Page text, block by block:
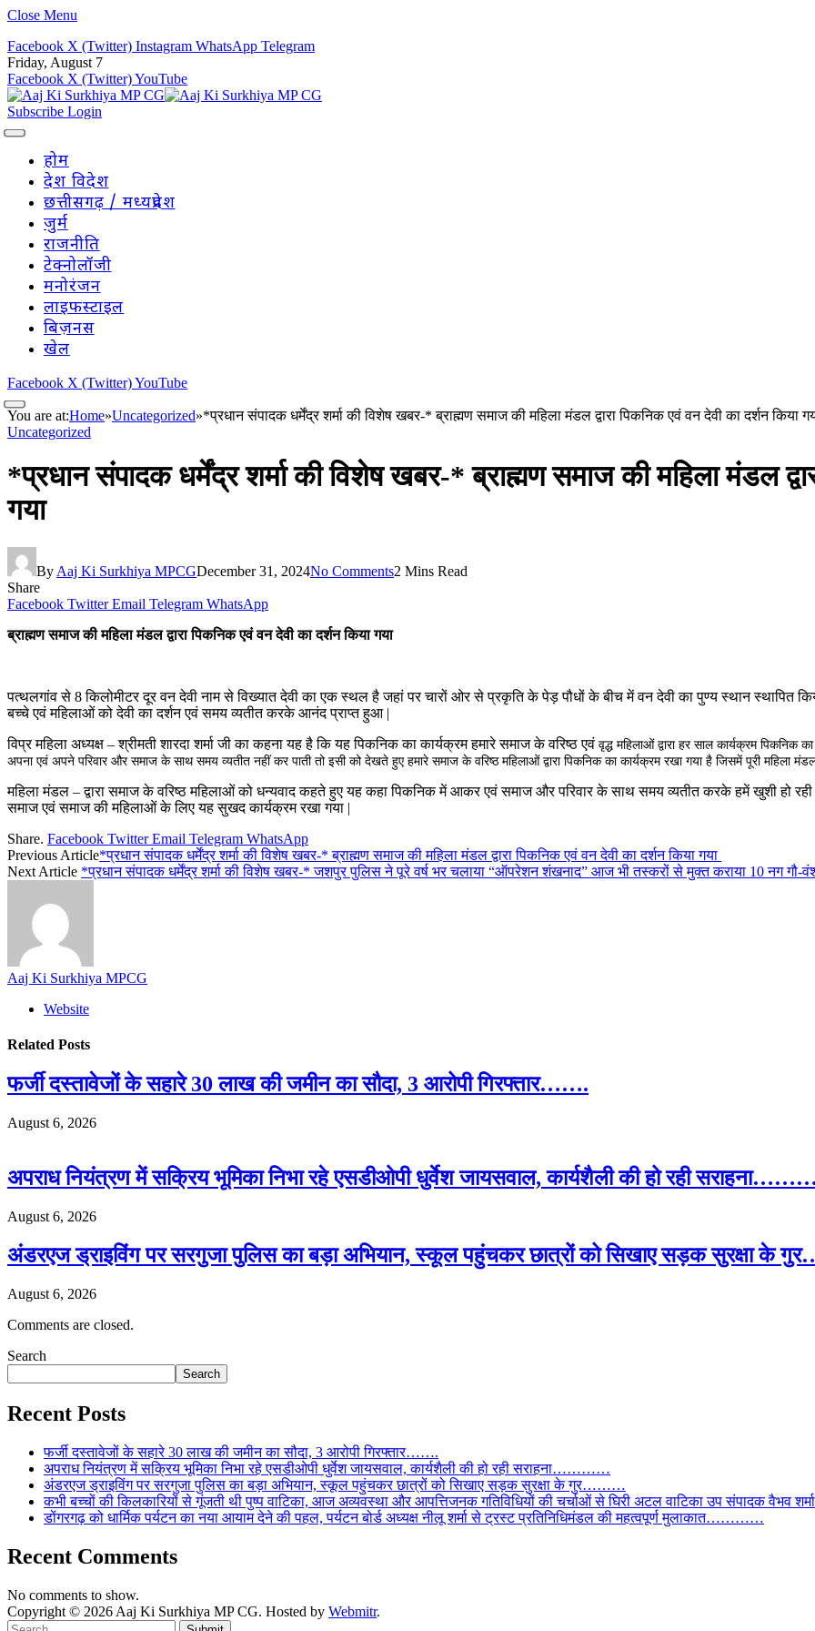
Close Menu
Facebook X (Twitter) Instagram WhatsApp Telegram
Friday, August 7
Facebook X (Twitter)YouTube
Subscribe Login
होम
देश विदेश
छत्तीसगढ़ / मध्यप्रदेश
जुर्म
राजनीति
टेक्नोलॉजी
मनोरंजन
लाइफस्टाइल
बिज़नस
खेल
Facebook X (Twitter)YouTube
You are at:Home»Uncategorized»*प्रधान संपादक धर्मेंद्र शर्मा की विशेष खबर-* ब्राह्मण समाज की महिला मंडल द्वारा पिकनिक एवं वन देवी का दर्शन किया
Uncategorized
*प्रधान संपादक धर्मेंद्र शर्मा की विशेष खबर-* ब्राह्मण समाज की महिला मंडल
गया
By Aaj Ki Surkhiya MPCGDecember 31, 2024No Comments2 Mins Read
Share
Facebook Twitter Email Telegram WhatsApp
ब्राह्मण समाज की महिला मंडल द्वारा पिकनिक एवं वन देवी का दर्शन किया गया
पत्थलगांव से 8 किलोमीटर दूर वन देवी नाम से विख्यात देवी का एक स्थल है जहां पर चारों ओर से प्रकृति के पेड़ पौधों के बीच में वन देवी का पुण्य स्थान स्थापित
बच्चे एवं महिलाओं को देवी का दर्शन एवं समय व्यतीत करके आनंद प्राप्त हुआ |
विप्र महिला अध्यक्ष – श्रीमती शारदा शर्मा जी का कहना यह है कि यह पिकनिक का कार्यक्रम हमारे समाज के वरिष्ठ एवं वृद्ध महिलाओं द्वारा हर साल कार्यक्रम पिकनिक
अपना एवं अपने परिवार और समाज के साथ समय व्यतीत नहीं कर पाती तो इसी को देखते हुए हमारे समाज के वरिष्ठ महिलाओं द्वारा पिकनिक का कार्यक्रम रखा गया है जिसमें पूरी
महिला मंडल – द्वारा समाज के वरिष्ठ महिलाओं को धन्यवाद कहते हुए यह कहा पिकनिक में आकर एवं समाज और परिवार के साथ समय व्यतीत करके हमें खुशी हो
समाज एवं समाज की महिलाओं के लिए यह सुखद कार्यक्रम रखा गया |
Share. Facebook Twitter Email Telegram WhatsApp
Previous Article*प्रधान संपादक धर्मेंद्र शर्मा की विशेष खबर-* ब्राह्मण समाज की महिला मंडल द्वारा पिकनिक एवं वन देवी का दर्शन किया गया
Next Article *प्रधान संपादक धर्मेंद्र शर्मा की विशेष खबर-* जशपुर पुलिस ने पूरे वर्ष भर चलाया “ऑपरेशन शंखनाद” आज भी तस्करों से मुक्त कराया 10 नग गौ-
Aaj Ki Surkhiya MPCG
Website
Related Posts
फर्जी दस्तावेजों के सहारे 30 लाख की जमीन का सौदा, 3 आरोपी गिरफ्तार…….
August 6, 2026
अपराध नियंत्रण में सक्रिय भूमिका निभा रहे एसडीओपी धुर्वेश जायसवाल, कार्यशैली की हो रही
August 6, 2026
अंडरएज ड्राइविंग पर सरगुजा पुलिस का बड़ा अभियान, स्कूल पहुंचकर छात्रों को सिखाए सड़क सुरक्षा के
August 6, 2026
Comments are closed.
Search
Search
Recent Posts
फर्जी दस्तावेजों के सहारे 30 लाख की जमीन का सौदा, 3 आरोपी गिरफ्तार…….
अपराध नियंत्रण में सक्रिय भूमिका निभा रहे एसडीओपी धुर्वेश जायसवाल, कार्यशैली की हो रही सराहना…………
अंडरएज ड्राइविंग पर सरगुजा पुलिस का बड़ा अभियान, स्कूल पहुंचकर छात्रों को सिखाए सड़क सुरक्षा के गुर………
कभी बच्चों की किलकारियों से गूंजती थी पुष्प वाटिका, आज अव्यवस्था और आपत्तिजनक गतिविधियों की चर्चाओं से घिरी अटल वाटिका उप संपादक वैभव
डोंगरगढ़ को धार्मिक पर्यटन का नया आयाम देने की पहल, पर्यटन बोर्ड अध्यक्ष नीलू शर्मा से ट्रस्ट प्रतिनिधिमंडल की महत्वपूर्ण मुलाकात…………
Recent Comments
No comments to show.
Copyright © 2026 Aaj Ki Surkhiya MP CG. Hosted by Webmitr.